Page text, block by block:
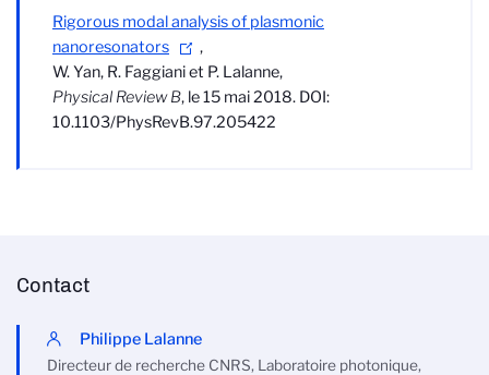
Rigorous modal analysis of plasmonic
nanoresonators
,
W. Yan, R. Faggiani et P. Lalanne,
Physical Review B, le 15 mai 2018. DOI:
10.1103/PhysRevB.97.205422
Contact
Philippe Lalanne
Directeur de recherche CNRS, Laboratoire photonique,